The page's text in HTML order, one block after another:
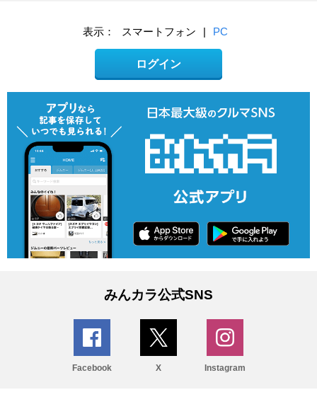
表示： スマートフォン | PC
ログイン
みんカラ公式SNS
Facebook X Instagram